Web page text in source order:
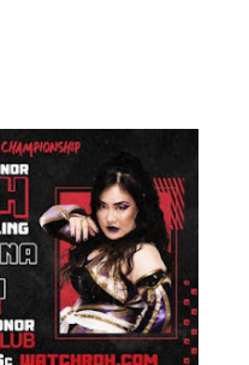
estar presente na
entre Becky